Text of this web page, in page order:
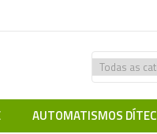
AUTOMATISMOS DÍTEC